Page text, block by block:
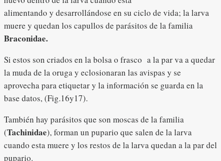
alimentando y desarrollándose en su ciclo de vida; la larva
muere y quedan los capullos de parásitos de la familia
Braconidae.
Si estos son criados en la bolsa o frasco a la par va a quedar
la muda de la oruga y eclosionaran las avispas y se
aprovecha para etiquetar y la información se guarda en la
base datos, (Fig.16y17).
También hay parásitos que son moscas de la familia
(Tachinidae), forman un pupario que salen de la larva
cuando esta muere y los restos de la larva quedan a la par del
pupario.